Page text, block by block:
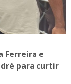
Ferreira e
para curtir